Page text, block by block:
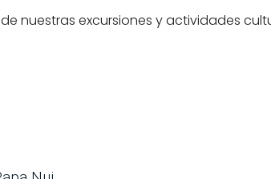
nuestras excursiones y actividades